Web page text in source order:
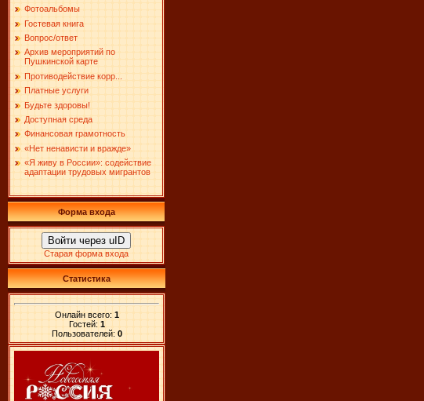
Фотоальбомы
Гостевая книга
Вопрос/ответ
Архив мероприятий по
Пушкинской карте
Противодействие корр...
Платные услуги
Будьте здоровы!
Доступная среда
Финансовая грамотность
«Нет ненависти и вражде»
«Я живу в России»: содействие
адаптации трудовых мигрантов
Форма входа
Войти через uID
Старая форма входа
Статистика
Онлайн всего: 1
Гостей: 1
Пользователей: 0